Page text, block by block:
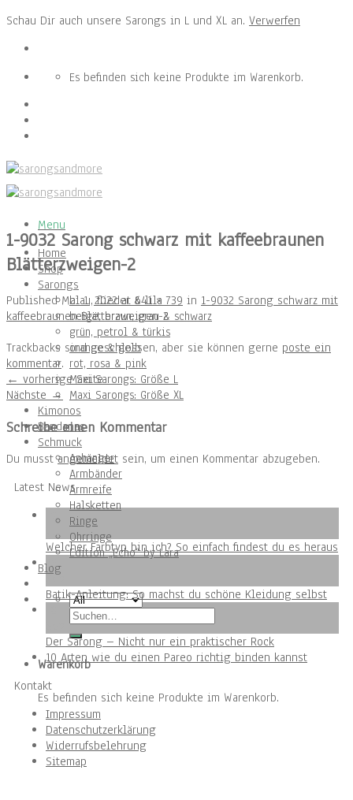
Schau Dir auch unsere Sarongs in L und XL an. Verwerfen
Skip
content
Es befinden sich keine Produkte im Warenkorb.
Menu
Home
Shop
Sarongs
blau, flieder & lila
beige, braun, grau & schwarz
grün, petrol & türkis
orange & gelb
rot, rosa & pink
Maxi Sarongs: Größe L
Maxi Sarongs: Größe XL
Kimonos
Bandanas
Schmuck
Anhänger
Armbänder
Armreife
Halsketten
Ringe
Ohrringe
Edition „Echo“ by Lara
Blog
Suchen
nach:
Warenkorb
Es befinden sich keine Produkte im Warenkorb.
1-9032 Sarong schwarz mit kaffeebraunen
Blätterzweigen-2
PublishedMai 1, 2022at 641 × 739 in 1-9032 Sarong schwarz mit
kaffeebraunen Blätterzweigen-2
Trackbacks sind geschlossen, aber sie können gerne poste ein
kommentar.
← vorherige Seite
Nächste →
Schreibe einen Kommentar
Du musstangemeldet sein, um einen Kommentar abzugeben.
Latest News
10
Juli
Welcher Farbtyp bin ich? So einfach findest du es heraus
20
Sep.
Batik-Anleitung: So machst du schöne Kleidung selbst
Der Sarong – Nicht nur ein praktischer Rock
10 Arten wie du einen Pareo richtig binden kannst
Kontakt
Impressum
Datenschutzerklärung
Widerrufsbelehrung
Sitemap